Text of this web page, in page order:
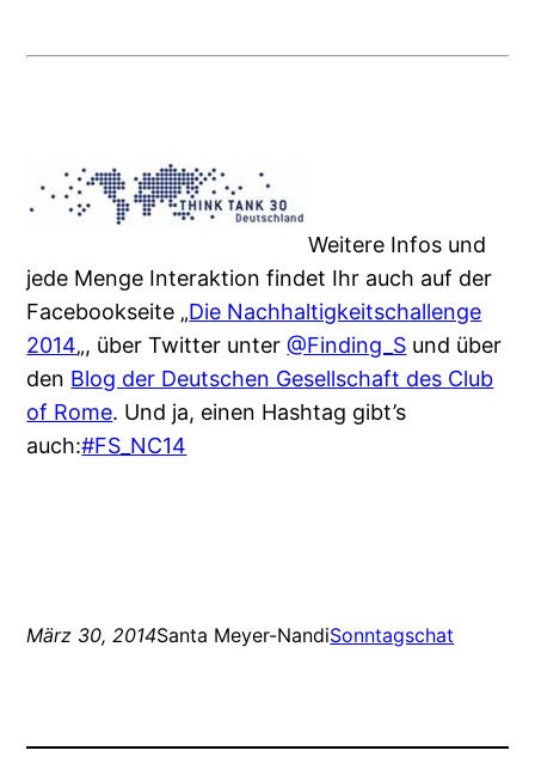
Weitere Infos und
jede Menge Interaktion findet Ihr auch auf der
Facebookseite „Die Nachhaltigkeitschallenge
2014„, über Twitter unter@Finding_S und über
den Blog der Deutschen Gesellschaft des Club
of Rome. Und ja, einen Hashtag gibt’s
auch:#FS_NC14
März 30, 2014Santa Meyer-NandiSonntagschat